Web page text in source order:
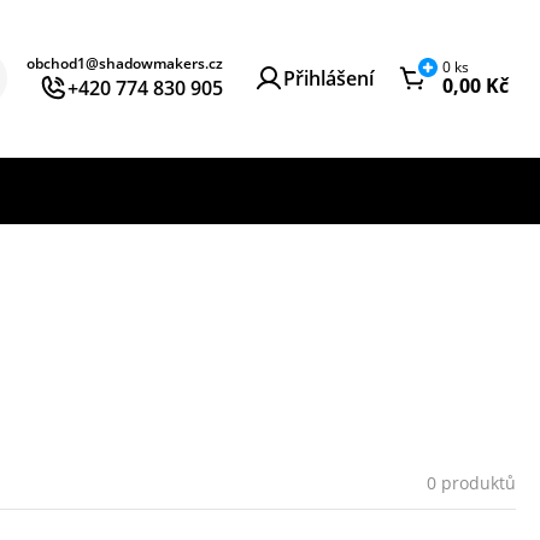
obchod1@shadowmakers.cz
+420 774 830 905 Přihlášení 0ks
0,00 Kč
0 produktů